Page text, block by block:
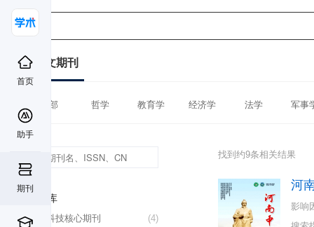
首页
助手
期刊
中文期刊
全部 哲学 教育学 经济学 法学 军事
数据库
(4)
中国科技核心期刊
找到约9条相关结果
河
影响